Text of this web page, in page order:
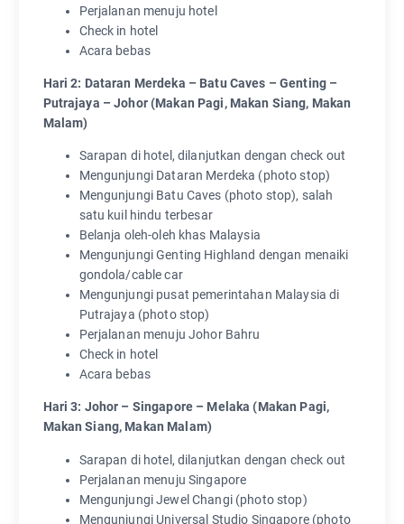
Perjalanan menuju hotel
Check in hotel
Acara bebas
Hari 2: Dataran Merdeka – Batu Caves – Genting –
Putrajaya – Johor (Makan Pagi, Makan Siang, Makan
Malam)
Sarapan di hotel, dilanjutkan dengan check out
Mengunjungi Dataran Merdeka (photo stop)
Mengunjungi Batu Caves (photo stop), salah
satu kuil hindu terbesar
Belanja oleh-oleh khas Malaysia
Mengunjungi Genting Highland dengan menaiki
gondola/cable car
Mengunjungi pusat pemerintahan Malaysia di
Putrajaya (photo stop)
Perjalanan menuju Johor Bahru
Check in hotel
Acara bebas
Hari 3: Johor – Singapore – Melaka (Makan Pagi,
Makan Siang, Makan Malam)
Sarapan di hotel, dilanjutkan dengan check out
Perjalanan menuju Singapore
Mengunjungi Jewel Changi (photo stop)
Mengunjungi Universal Studio Singapore (photo